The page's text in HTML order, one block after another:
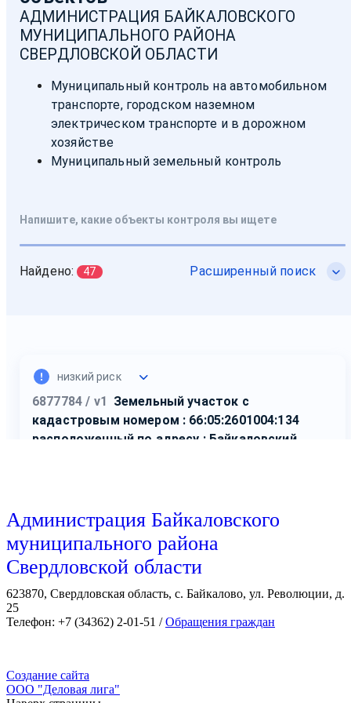
Администрация Байкаловского
муниципального района
Свердловской области
623870, Свердловская область, с. Байкалово, ул. Революции, д.
25
Телефон: +7 (34362) 2-01-51 /Обращения граждан
Создание сайта
ООО "Деловая лига"